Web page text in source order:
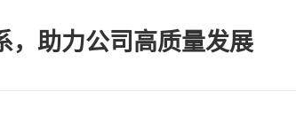
，助力公司高质量发展